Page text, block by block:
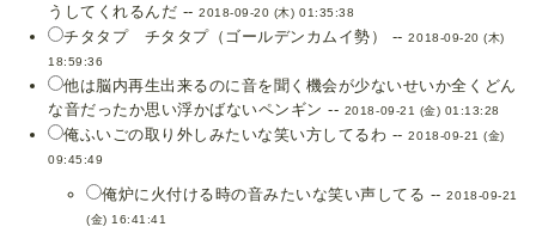
うしてくれるんだ --2018-09-20 (木) 01:35:38
チタタプ チタタプ（ゴールデンカムイ勢） --2018-09-20 (木)
18:59:36
他は脳内再生出来るのに音を聞く機会が少ないせいか全くどん
な音だったか思い浮かばないペンギン -- 2018-09-21 (金) 01:13:28
俺ふいごの取り外しみたいな笑い方してるわ --2018-09-21 (金)
09:45:49
俺炉に火付ける時の音みたいな笑い声してる --2018-09-21
(金) 16:41:41